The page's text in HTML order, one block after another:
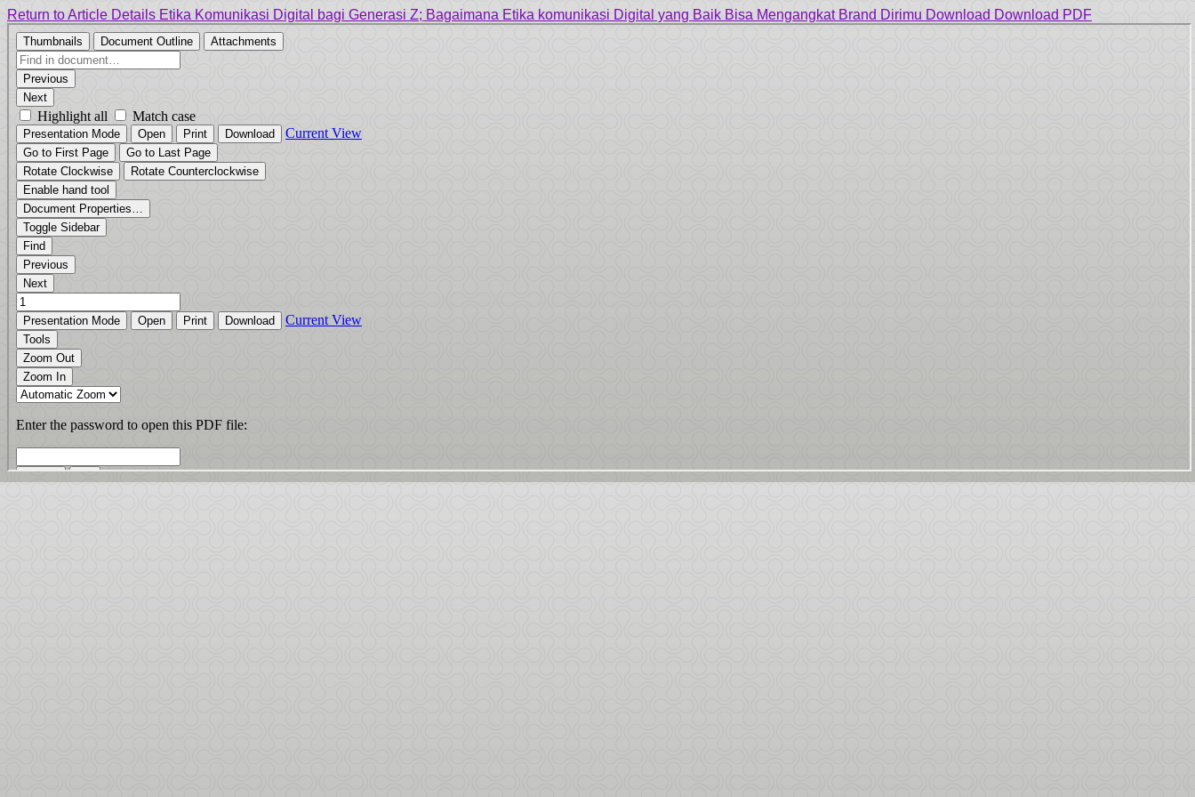
Return to Article Details Etika Komunikasi Digital bagi Generasi Z; Bagaimana Etika komunikasi Digital yang Baik Bisa Mengangkat Brand Dirimu Download Download PDF